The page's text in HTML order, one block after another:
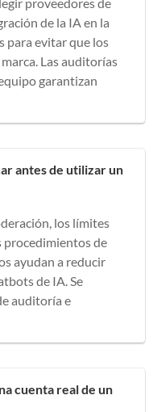
de la IA en la
para evitar que los
Las auditorías
garantizan
antes de utilizar un
los límites
procedimientos de
ayudan a reducir
de IA. Se
auditoría e
cuenta real de un